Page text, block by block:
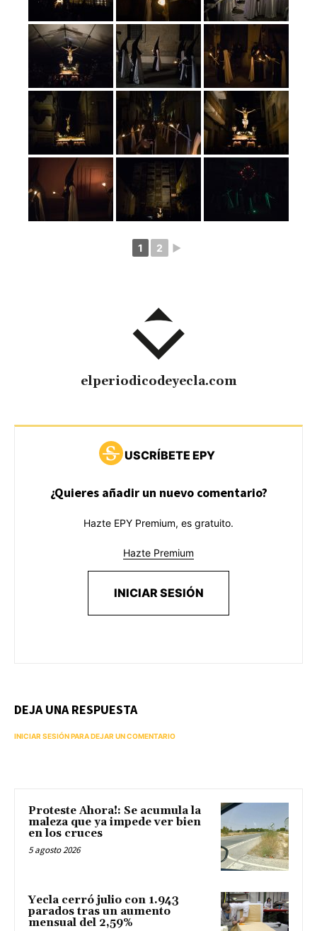
1 2 ►
elperiodicodeyecla.com
USCRÍBETE EPY
¿Quieres añadir un nuevo comentario?
Hazte EPY Premium, es gratuito.
Hazte Premium
INICIAR SESIÓN
DEJA UNA RESPUESTA
INICIAR SESIÓN PARA DEJAR UN COMENTARIO
Proteste Ahora!: Se acumula la
maleza que ya impede ver bien
en los cruces
5 agosto 2026
Yecla cerró julio con 1.943
parados tras un aumento
mensual del 2,59%